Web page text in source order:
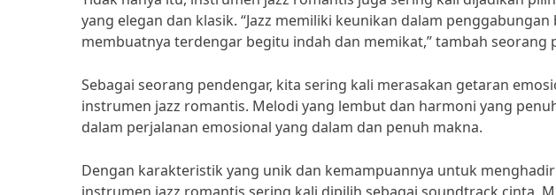
yang elegan dan klasik. “Jazz memiliki keunikan dalam
membuatnya terdengar begitu indah dan memikat,” tambah seorang
Sebagai seorang pendengar, kita sering kali merasakan getaran
instrumen jazz romantis. Melodi yang lembut dan harmoni yang
dalam perjalanan emosional yang dalam dan penuh makna.
Dengan karakteristik yang unik dan kemampuannya untuk